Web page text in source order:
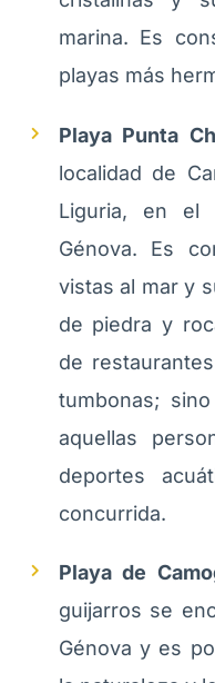
marina. Es
playas más
Playa Punta
localidad de
Liguria, en el
Génova. Es
vistas al mar y
de piedra y
de
tumbonas;
aquellas
deportes
concurrida.
Playa de
guijarros se
Génova y es